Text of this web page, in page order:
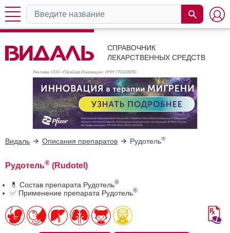
СПРАВОЧНИК
ЛЕКАРСТВЕННЫХ СРЕДСТВ
Реклама. ООО «Пфайзер Инновации», ИНН 7703106050
Видаль Описания препаратов Рудотель®
Рудотель® (Rudotel)
💊 Состав препарата Рудотель®
✅ Применение препарата Рудотель®